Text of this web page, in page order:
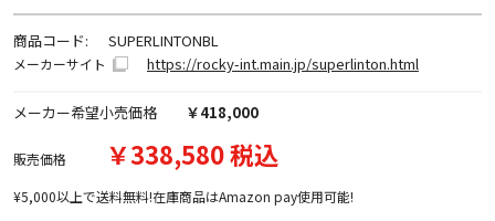
商品コード: SUPERLINTONBL
メーカーサイト https://rocky-int.main.jp/superlinton.html
メーカー希望小売価格 ￥418,000
販売価格 ￥338,580 税込
¥5,000以上で送料無料!在庫商品はAmazon pay使用可能!